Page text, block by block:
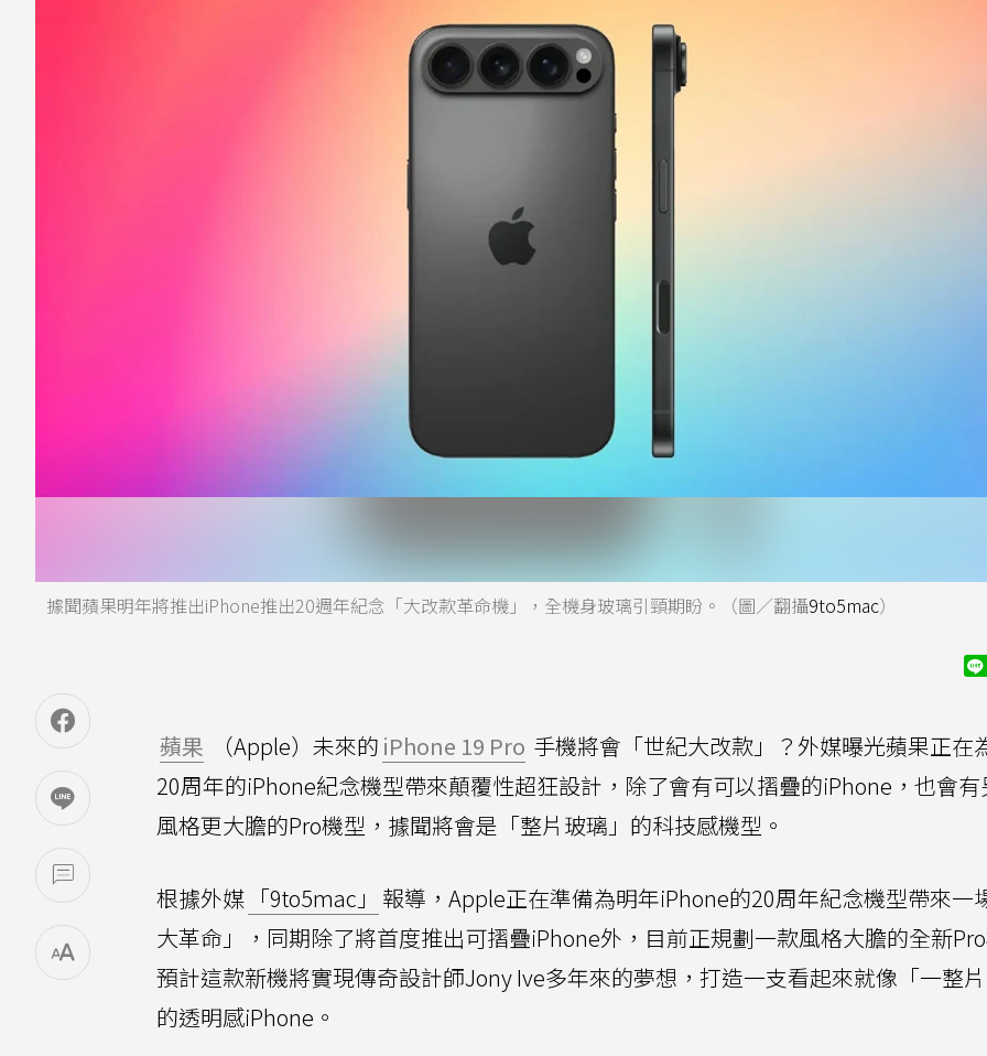
據聞蘋果明年將推出iPhone推出20週年紀念「大改款革命機」，全機身玻璃引頸期盼。（圖／翻攝9to5mac）
蘋果 （Apple）未來的 iPhone 19 Pro 手機將會「世紀大改款」？外媒曝光蘋果正在
20周年的iPhone紀念機型帶來顛覆性超狂設計，除了會有可以摺疊的iPhone，也會
風格更大膽的Pro機型，據聞將會是「整片玻璃」的科技感機型。
根據外媒 「9to5mac」 報導，Apple正在準備為明年iPhone的20周年紀念機型帶來一
大革命」，同期除了將首度推出可摺疊iPhone外，目前正規劃一款風格大膽的全新
預計這款新機將實現傳奇設計師Jony Ive多年來的夢想，打造一支看起來就像「一整
的透明感iPhone。